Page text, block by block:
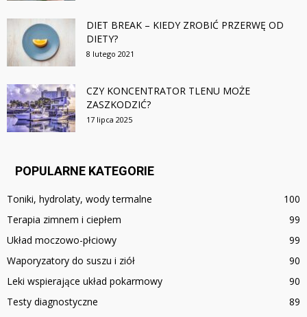
DIET BREAK – KIEDY ZROBIĆ PRZERWĘ OD
DIETY?
8 lutego 2021
CZY KONCENTRATOR TLENU MOŻE
ZASZKODZIĆ?
17 lipca 2025
POPULARNE KATEGORIE
Toniki, hydrolaty, wody termalne
100
Terapia zimnem i ciepłem
99
Układ moczowo-płciowy
99
Waporyzatory do suszu i ziół
90
Leki wspierające układ pokarmowy
90
Testy diagnostyczne
89